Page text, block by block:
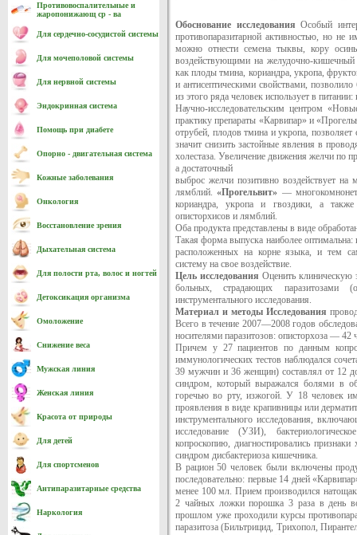
Противовоспалительные и
жаропонижающ ср - ва
Для сердечно-cосудистой системы
Для мочеполовой системы
Для нервной системы
Эндокринная система
Помощь при диабете
Опорно - двигательная система
Кожные заболевания
Онкология
Восстановление зрения
Дыхательная система
Для полости рта, волос и ногтей
Детоксикация организма
Омоложение
Снижение веса
Мужская линия
Женская линия
Красота от природы
Для детей
Для спортсменов
Антипаразитарные средства
Наркология
Обоснование исследования Особый
противопаразитарной активностью, но
можно отнести семена тыквы, кору
воздействующими на желудочно-
как плоды тмина, кориандра, укропа,
и антисептическими свойствами,
из этого ряда человек использует в
Научно-исследовательским центром
практику препараты «Карвипар» и
отрубей, плодов тмина и укропа, позволяет
значит снизить застойные явления в
холестаза. Увеличение движения желчи по
а достаточный
выброс желчи позитивно воздействует
лямблий.«Прогельвит» —
кориандра, укропа и гвоздики, а
описторхисов и лямблий.
Оба продукта представлены в виде
Такая форма выпуска наиболее оптимальна:
расположенных на корне языка, и тем
систему на свое воздействие.
Цель исследования Оценить клиническую
больных, страдающих паразитозами
инструментального исследования.
Материал и методы Исследования
Всего в течение 2007—2008 годов
носителями паразитозов: описторхоза —
Причем у 27 пациентов по данным
иммунологических тестов наблюдался
39 мужчин и 36 женщин) составлял от 12
синдром, который выражался болями в
горечью во рту, изжогой. У 18 человек
проявления в виде крапивницы или
инструментального исследования,
исследование (УЗИ),
копроскопию, диагностировались признаки
синдром дисбактериоза кишечника.
В рацион 50 человек были включены
последовательно: первые 14 дней
менее 100 мл. Прием производился
2 чайных ложки порошка 3 раза в день
прошлом уже проходили курсы
паразитоза (Бильтрицид, Трихопол,